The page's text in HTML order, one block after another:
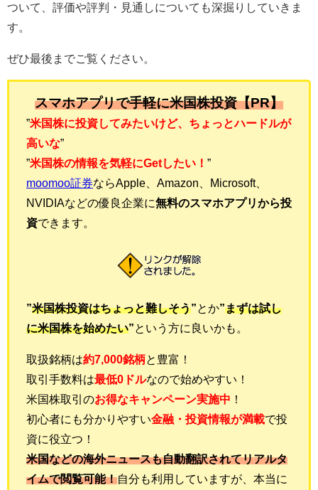
ついて、評価や評判・見通しについても深掘りしていきま
す。
ぜひ最後までご覧ください。
スマホアプリで手軽に米国株投資【PR】
”米国株に投資してみたいけど、ちょっとハードルが
高いな”
”米国株の情報を気軽にGetしたい！ ”
moomoo証券ならApple、Amazon、Microsoft、
NVIDIAなどの優良企業に無料のスマホアプリから投
資できます。
”米国株投資はちょっと難しそう” とか”まずは試し
に米国株を始めたい” という方に良いかも。
取扱銘柄は約7,000銘柄と豊富！
取引手数料は最低0ドルなので始めやすい！
米国株取引のお得なキャンペーン実施中 ！
初心者にも分かりやすい金融・投資情報が満載で投
資に役立つ ！
米国などの海外ニュースも自動翻訳されてリアルタ
イムで閲覧可能！自分も利用していますが、本当に